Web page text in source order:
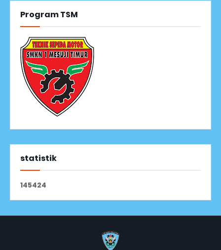
Program TSM
statistik
145424